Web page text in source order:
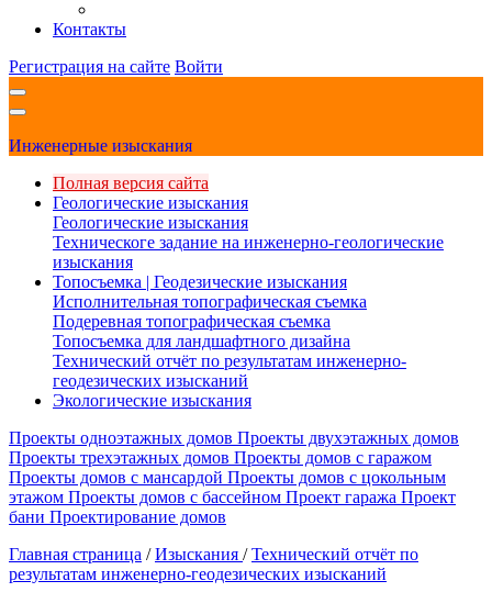
Контакты
Регистрация на сайте Войти
Инженерные изыскания
Полная версия сайта
Геологические изыскания
Геологические изыскания
Техническоге задание на инженерно-геологические
изыскания
Топосъемка | Геодезические изыскания
Исполнительная топографическая съемка
Подеревная топографическая съемка
Топосъемка для ландшафтного дизайна
Технический отчёт по результатам инженерно-
геодезических изысканий
Экологические изыскания
Проекты одноэтажных домов Проекты двухэтажных домов
Проекты трехэтажных домов Проекты домов с гаражом
Проекты домов с мансардой Проекты домов с цокольным
этажом Проекты домов с бассейном Проект гаража Проект
бани Проектирование домов
Главная страница / Изыскания / Технический отчёт по
результатам инженерно-геодезических изысканий